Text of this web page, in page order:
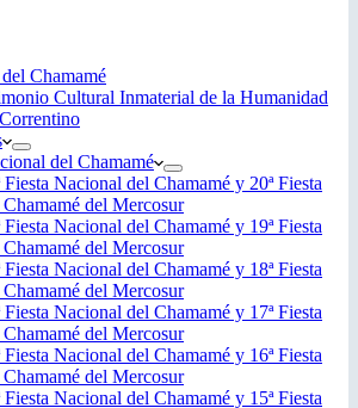
Chamamé
Cultural Inmaterial de la Humanidad
del Chamamé
Fiesta Nacional del Chamamé y 20ª Fiesta
del Mercosur
Fiesta Nacional del Chamamé y 19ª Fiesta
del Mercosur
Fiesta Nacional del Chamamé y 18ª Fiesta
del Mercosur
Fiesta Nacional del Chamamé y 17ª Fiesta
del Mercosur
Fiesta Nacional del Chamamé y 16ª Fiesta
del Mercosur
Fiesta Nacional del Chamamé y 15ª Fiesta